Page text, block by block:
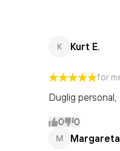
K Kurt E.
för
Duglig
0 0
M Margareta